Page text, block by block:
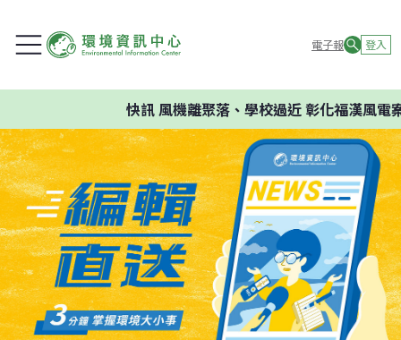
電子報 登入
快訊風機離聚落、學校過近 彰化福漢風電案